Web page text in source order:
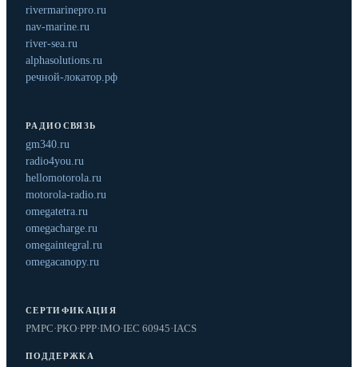
rivermarinepro.ru
nav-marine.ru
river-sea.ru
alphasolutions.ru
речной-локатор.рф
РАДИОСВЯЗЬ
gm340.ru
radio4you.ru
hellomotorola.ru
motorola-radio.ru
omegatetra.ru
omegacharge.ru
omegaintegral.ru
omegacanopy.ru
СЕРТИФИКАЦИЯ
РМРС·РКО·РРР·IMO·IEC 60945·IACS
ПОДДЕРЖКА